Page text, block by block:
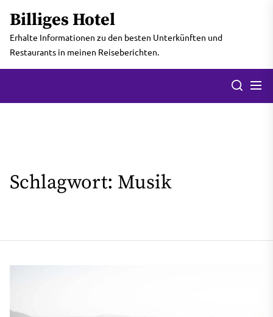
the
content
Billiges Hotel
Erhalte Informationen zu den besten Unterkünften und
Restaurants in meinen Reiseberichten.
Search
Schlagwort: Musik